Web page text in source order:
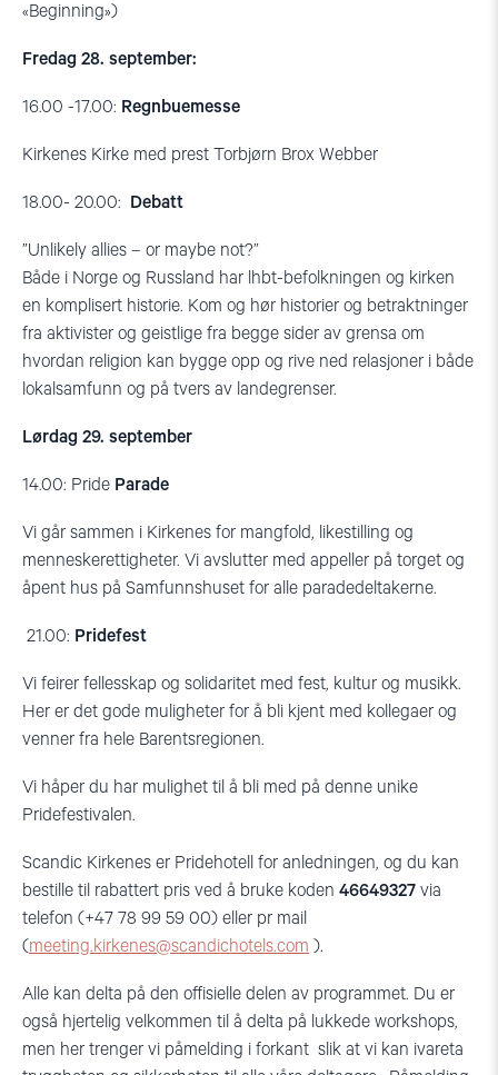
«Beginning»)
Fredag 28. september:
16.00 -17.00: Regnbuemesse
Kirkenes Kirke med prest Torbjørn Brox Webber
18.00- 20.00: Debatt
”Unlikely allies – or maybe not?”
Både i Norge og Russland har lhbt-befolkningen og kirken
en komplisert historie. Kom og hør historier og betraktninger
fra aktivister og geistlige fra begge sider av grensa om
hvordan religion kan bygge opp og rive ned relasjoner i både
lokalsamfunn og på tvers av landegrenser.
Lørdag 29. september
14.00: Pride Parade
Vi går sammen i Kirkenes for mangfold, likestilling og
menneskerettigheter. Vi avslutter med appeller på torget og
åpent hus på Samfunnshuset for alle paradedeltakerne.
21.00: Pridefest
Vi feirer fellesskap og solidaritet med fest, kultur og musikk.
Her er det gode muligheter for å bli kjent med kollegaer og
venner fra hele Barentsregionen.
Vi håper du har mulighet til å bli med på denne unike
Pridefestivalen.
Scandic Kirkenes er Pridehotell for anledningen, og du kan
bestille til rabattert pris ved å bruke koden 46649327 via
telefon (+47 78 99 59 00) eller pr mail
(meeting.kirkenes@scandichotels.com ).
Alle kan delta på den offisielle delen av programmet. Du er
også hjertelig velkommen til å delta på lukkede workshops,
men her trenger vi påmelding i forkant slik at vi kan ivareta